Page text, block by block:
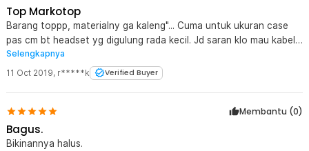
Top Markotop
Barang toppp, materialny ga kaleng"... Cuma untuk ukuran case
pas cm bt headset yg digulung rada kecil. Jd saran klo mau kabel
headset biar awat cari case yg lbh gede ..biar digulungnya ga
terlalu kecil.
Selengkapnya
11 Oct 2019, r*****k Verified Buyer
Membantu (0)
Bagus.
Bikinannya halus.